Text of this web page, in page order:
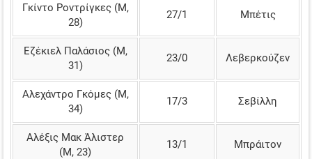
Γκίντο Ροντρίγκες (Μ,
28)
27/1 Μπέτις
Εζέκιελ Παλάσιος (Μ,
31)
23/0 Λεβερκούζεν
Αλεχάντρο Γκόμες (Μ,
34)
17/3 Σεβίλλη
Αλέξις Μακ Άλιστερ
(Μ, 23)
13/1 Μπράιτον